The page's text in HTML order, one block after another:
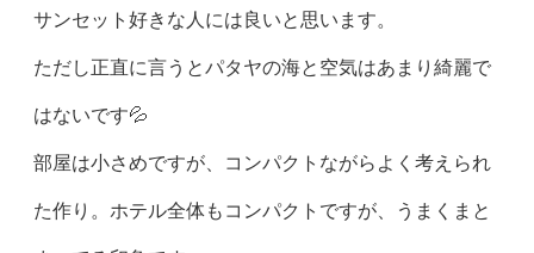
サンセット好きな人には良いと思います。
ただし正直に言うとパタヤの海と空気はあまり綺麗で
はないです💦
部屋は小さめですが、コンパクトながらよく考えられ
た作り。ホテル全体もコンパクトですが、うまくまと